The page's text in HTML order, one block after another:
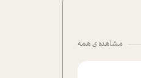
مشاهده ی همه